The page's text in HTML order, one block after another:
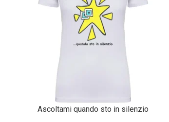
Ascoltami quando sto in silenzio